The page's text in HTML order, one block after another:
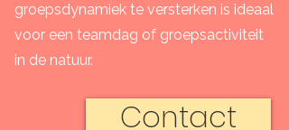
groepsdynamiek te versterken is ideaal
voor een teamdag of groepsactiviteit
in de natuur.
Contact